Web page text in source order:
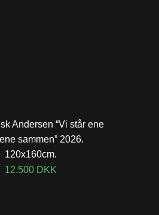
Andersen “Vi står ene
sammen” 2026.
120x160cm.
12.500 DKK